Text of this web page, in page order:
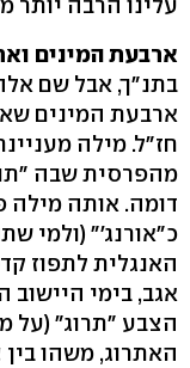
ארבעת המינים
בתנ"ך, אבל שם
ארבעת המינים
חז"ל. מילה
מהפרסית שבה
דומה. אותה מילה
כ"אורנג'" (ולמי
האנגלית לתפוז
אגב, בימי
הצבע "תרוג" (על
האתרוג, משהו בין